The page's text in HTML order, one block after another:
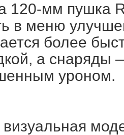
120-мм пушка
в меню
более
а
уроном.